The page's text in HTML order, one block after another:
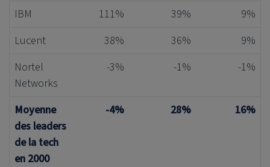
IBM
111% 39%
9%
Lucent
38% 36%
9%
Nortel
Networks
-3% -1% -1%
Moyenne
des leaders
de la tech
en 2000
-4% 28% 16%